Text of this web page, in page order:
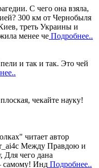
С чего она взяла,
300 км от Чернобыля
треть Украины и
менее че Подробнее..
и так и так. Это чей
чекайте науку!
читает автор
Между Правдою и
чего дана
самому! Инд Подробнее..